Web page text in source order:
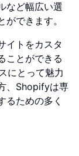
など幅広い選
できます。
イトをカスタ
ことができる
にとって魅力
、Shopifyは専
るための多く